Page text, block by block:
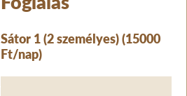
Sátor 1 (2 személyes) (15000
Ft/nap)